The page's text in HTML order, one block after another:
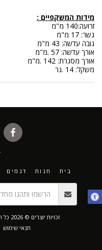
מידות המשקפיים :
זרועה:140 מ"מ
גשר: 17 מ"מ
גובה עדשה: 43 מ"מ
אורך עדשה: 57 .מ"מ
אורך מסגרת: 142 .מ"מ
משקל: 14 .גר
בית חנות דגמים
זכויות יוצרים © 2026 כל הזכויות שמורות -
תנאי שימוש